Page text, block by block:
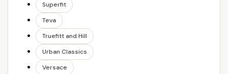
Superfit
Teva
Truefitt and Hill
Urban Classics
Versace